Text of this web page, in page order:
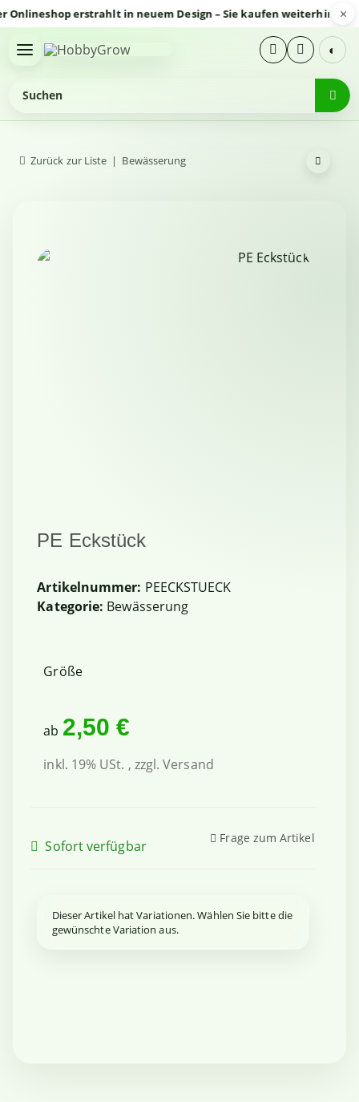
erstrahlt in neuem Design – Sie kaufen weiterhin sicher
×
◐
Zurück zur Liste Bewässerung
PE Eckstück
Artikelnummer: PEECKSTUECK
Kategorie: Bewässerung
Größe
ab 2,50 €
inkl. 19% USt. , zzgl.Versand
Sofort verfügbar Frage zum Artikel
x
Dieser Artikel hat Variationen. Wählen Sie bitte die
gewünschte Variation aus.